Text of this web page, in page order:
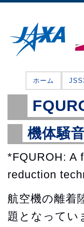
ホーム
機体騒
*FQUROH: A
reduction
航空機の離着
題となってい